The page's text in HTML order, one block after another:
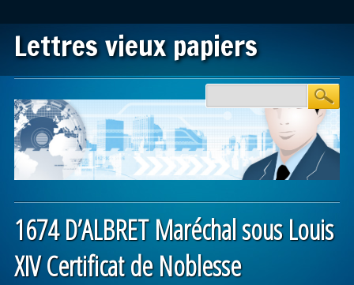
Lettres vieux papiers
Main menu
1674 D’ALBRET Maréchal sous Louis
XIV Certificat de Noblesse